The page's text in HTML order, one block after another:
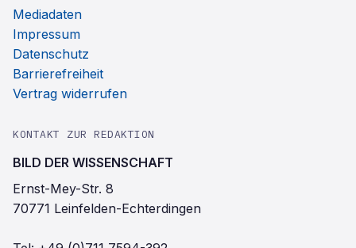
Mediadaten
Impressum
Datenschutz
Barrierefreiheit
Vertrag widerrufen
KONTAKT ZUR REDAKTION
BILD DER WISSENSCHAFT
Ernst-Mey-Str. 8
70771 Leinfelden-Echterdingen